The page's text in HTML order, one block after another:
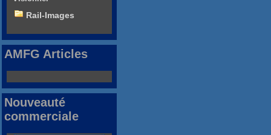
Rail-Images
AMFG Articles
Nouveauté
commerciale